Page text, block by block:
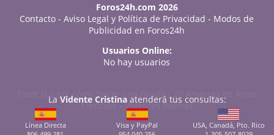
Foros24h.com 2026
Contacto -Aviso Legal y Política de Privacidad - Modos de
Publicidad en Foros24h
Usuarios Online:
No hay usuarios
Tarot sí o no: cómo hacer una tirada-
20 Amarres de Amor
Efectivos-Videntes Buenas
La Vidente Cristinaatenderá tus consultas:
Línea Directa
Visa y PayPal
USA, Canadá, Pto. Rico